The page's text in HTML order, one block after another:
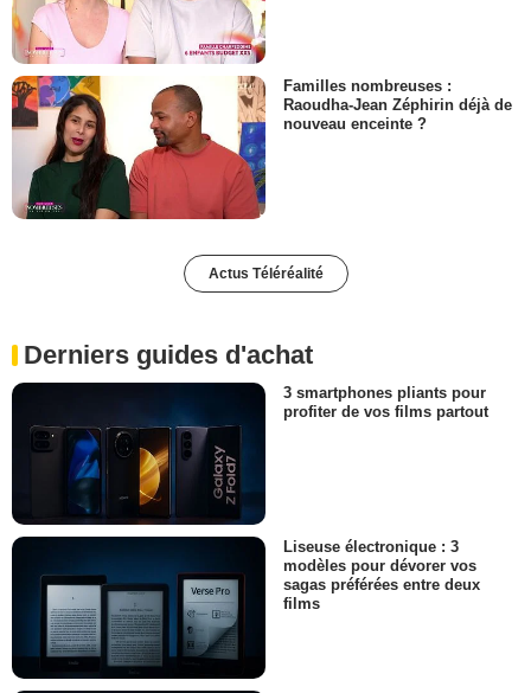
Familles nombreuses :
Raoudha-Jean Zéphirin déjà de
nouveau enceinte ?
Actus Téléréalité
Derniers guides d'achat
3 smartphones pliants pour
profiter de vos films partout
Liseuse électronique : 3
modèles pour dévorer vos
sagas préférées entre deux
films